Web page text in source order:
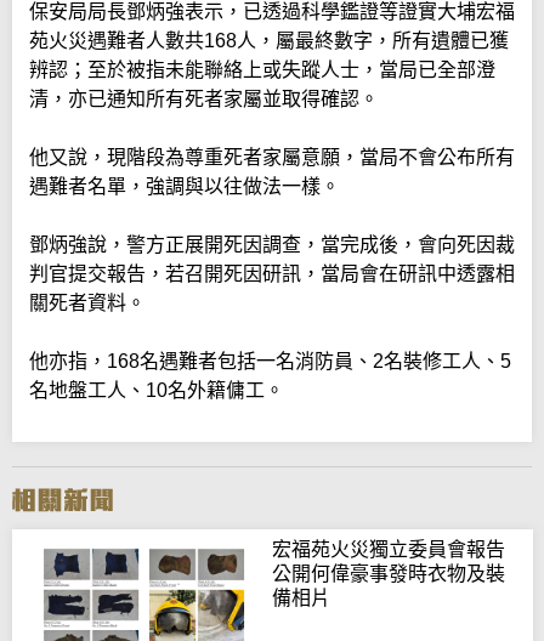
保安局局長鄧炳強表示，已透過科學鑑證等證實大埔宏福
苑火災遇難者人數共168人，屬最終數字，所有遺體已獲
辨認；至於被指未能聯絡上或失蹤人士，當局已全部澄
清，亦已通知所有死者家屬並取得確認。
他又說，現階段為尊重死者家屬意願，當局不會公布所有
遇難者名單，強調與以往做法一樣。
鄧炳強說，警方正展開死因調查，當完成後，會向死因裁
判官提交報告，若召開死因研訊，當局會在研訊中透露相
關死者資料。
他亦指，168名遇難者包括一名消防員、2名裝修工人、5
名地盤工人、10名外籍傭工。
宏福苑火災獨立委員會報告
公開何偉豪事發時衣物及裝
備相片